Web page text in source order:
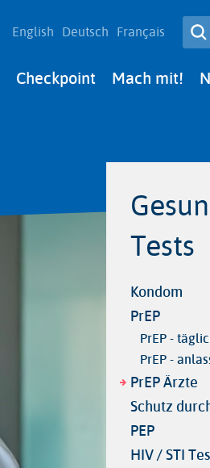
Checkpoint Mach mit!
English Deutsch Français
Tests
Kondom
PrEP
PrEP -
PrEP -
PrEP Ärzte
Schutz
PEP
HIV / STI